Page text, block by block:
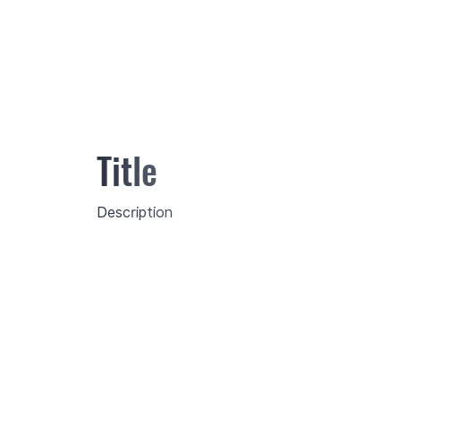
Title
Description